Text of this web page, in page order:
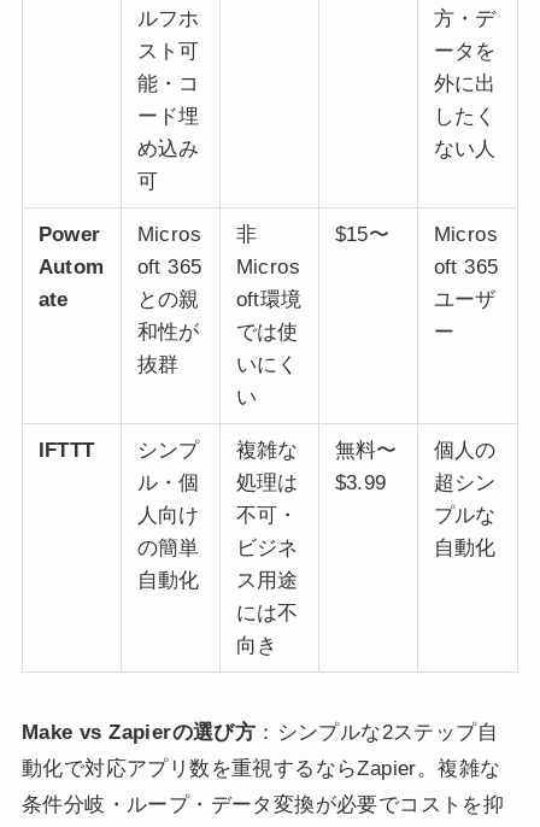
ルフホ
スト可
能・コ
ード埋
め込み
可
方・デ
ータを
外に出
したく
ない人
Power
Autom
ate
Micros
oft 365
との親
和性が
抜群
非
Micros
oft環境
では使
いにく
い
$15〜
Micros
oft 365
ユーザ
ー
IFTTT
シンプ
ル・個
人向け
の簡単
自動化
複雑な
処理は
不可・
ビジネ
ス用途
には不
向き
無料〜
$3.99
個人の
超シン
プルな
自動化
Make vs Zapierの選び方 ：シンプルな2ステップ自
動化で対応アプリ数を重視するならZapier。複雑な
条件分岐・ループ・データ変換が必要でコストを抑